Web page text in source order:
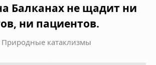
Балканах не щадит ни
ни пациентов.
Природные катаклизмы